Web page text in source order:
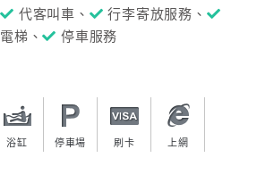
代客叫車、
行李寄放服務、
電梯、 停車服務
浴缸 停車場 刷卡 上網